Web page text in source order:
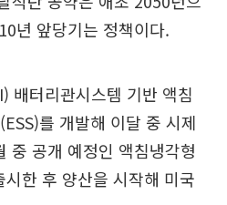
년 앞당기는 정책이다.
배터리관시스템 기반 액침
를 개발해 이달 중 시제
중 공개 예정인 액침냉각형
시한 후 양산을 시작해 미국